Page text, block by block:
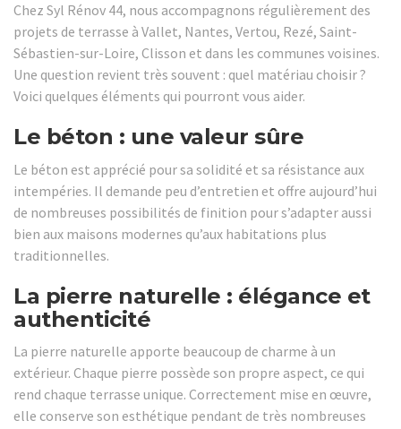
Chez Syl Rénov 44, nous accompagnons régulièrement des
projets de terrasse à Vallet, Nantes, Vertou, Rezé, Saint-
Sébastien-sur-Loire, Clisson et dans les communes voisines.
Une question revient très souvent : quel matériau choisir ?
Voici quelques éléments qui pourront vous aider.
Le béton : une valeur sûre
Le béton est apprécié pour sa solidité et sa résistance aux
intempéries. Il demande peu d’entretien et offre aujourd’hui
de nombreuses possibilités de finition pour s’adapter aussi
bien aux maisons modernes qu’aux habitations plus
traditionnelles.
La pierre naturelle : élégance et
authenticité
La pierre naturelle apporte beaucoup de charme à un
extérieur. Chaque pierre possède son propre aspect, ce qui
rend chaque terrasse unique. Correctement mise en œuvre,
elle conserve son esthétique pendant de très nombreuses